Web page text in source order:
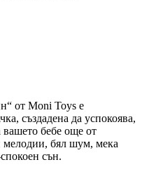
от Moni Toys е
създадена да успокоява,
вашето бебе още от
бял шум, мека
сън.